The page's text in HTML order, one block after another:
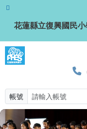
跳至主內容區
花蓮縣立復
花蓮縣立復興國民
帳號